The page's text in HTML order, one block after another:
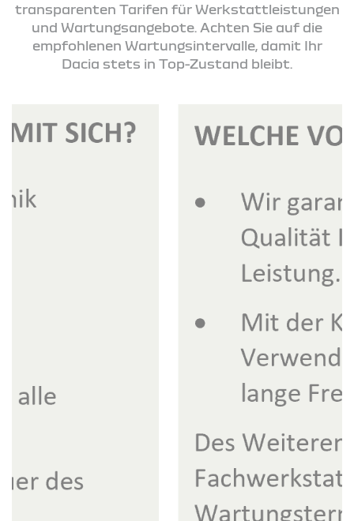
transparenten Tarifen für Werkstattleistungen
und Wartungsangebote. Achten Sie auf die
empfohlenen Wartungsintervalle, damit Ihr
Dacia stets in Top-Zustand bleibt.